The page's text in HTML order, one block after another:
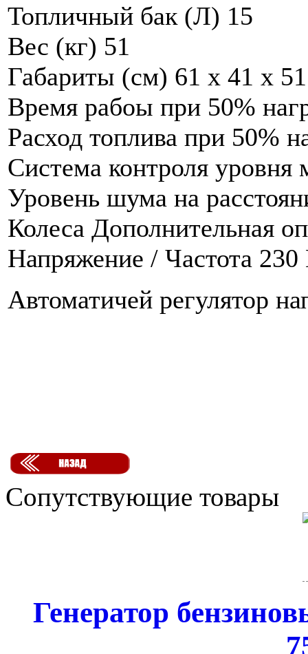
Топличный бак (Л) 15
Вес (кг) 51
Габариты (см) 61 x 41 x 51
Время рабоы при 50%
Расход топлива при 50%
Система контроля уровня
Уровень шума на
Колеса Дополнительная
Напряжение / Частота
Автоматичей регулятор
Сопутствующие товары
Генератор